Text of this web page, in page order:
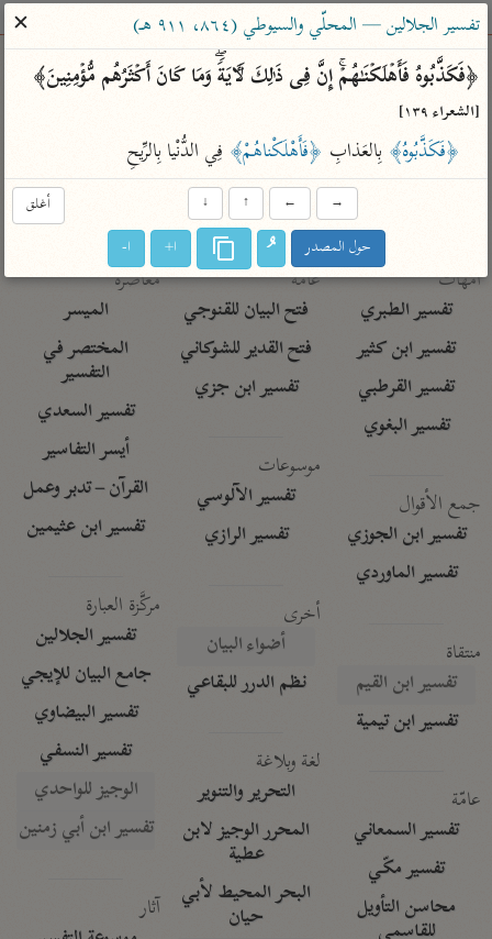
ساهم معنا في نشر القرآن والعلم الشرعي
الباحث القرآني
بحث علوم مصاحف
Type 2 or more characters for results.
Type 1 or more
characters for results.
أمّهات
تفسير الطبري
تفسير ابن كثير
تفسير القرطبي
تفسير البغوي
جمع الأقوال
تفسير ابن الجوزي
تفسير الماوردي
منتقاة
تفسير ابن القيم
تفسير ابن تيمية
عامّة
تفسير السمعاني
تفسير مكّي
محاسن التأويل
عامّة
فتح البيان للقنوجي
فتح القدير للشوكاني
تفسير ابن جزي
موسوعات
تفسير الآلوسي
تفسير الرازي
أخرى
أضواء البيان
نظم الدرر للبقاعي
لغة وبلاغة
التحرير والتنوير
المحرر الوجيز لابن
عطية
البحر المحيط لأبي
حيان
معاصرة
الميسر
المختصر في
التفسير
تفسير السعدي
أيسر التفاسير
القرآن – تدبر وعمل
تفسير ابن عثيمين
مركَّزة العبارة
تفسير الجلالين
جامع البيان للإيجي
تفسير البيضاوي
تفسير النسفي
الوجيز للواحدي
تفسير ابن أبي زمنين
آثار
تفسير الجلالين — المحلّي والسيوطي (٨٦٤، ٩١١ هـ)
✕
﴿فَكَذَّبُوهُ فَأَهۡلَكۡنَـٰهُمۡۚ إِنَّ فِی ذَ ٰ⁠لِكَ لَـَٔایَةࣰۖ وَمَا كَانَ أَكۡثَرُهُم مُّؤۡمِنِینَ﴾
[الشعراء ١٣٩]
﴿فَكَذَّبُوهُ﴾ بِالعَذابِ ﴿فَأَهْلَكْناهُمْ﴾ فِي الدُّنْيا بِالرِّيحِ
أغلق →
←
↑
↓
حول المصدر ا+ ا-